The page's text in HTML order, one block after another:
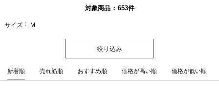
対象商品 653件
サイズ M
絞り込み
新着順 売れ筋順 おすすめ順 価格が高い順 価格が低い順